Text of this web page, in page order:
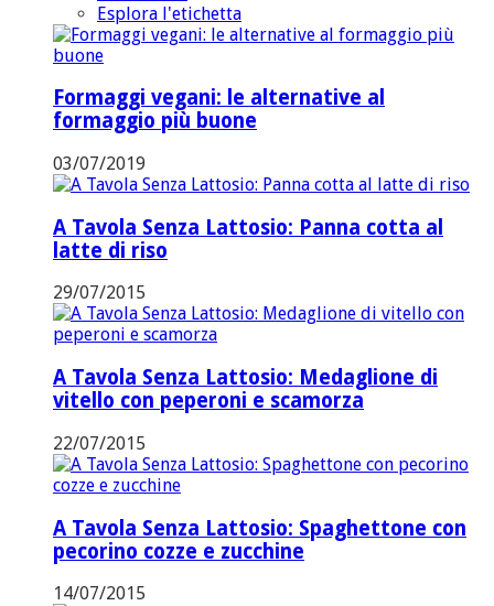
Esplora l'etichetta
Formaggi vegani: le alternative al
formaggio più buone
03/07/2019
A Tavola Senza Lattosio: Panna cotta al
latte di riso
29/07/2015
A Tavola Senza Lattosio: Medaglione di
vitello con peperoni e scamorza
22/07/2015
A Tavola Senza Lattosio: Spaghettone con
pecorino cozze e zucchine
14/07/2015